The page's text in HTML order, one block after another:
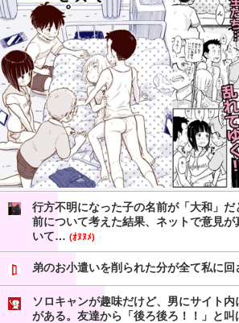
行方不明になった子の名前が「大和」だ
前について考えた結果、ネットで意見が
いて… (ｵﾇﾇﾒ)
弟のお小遣いを削られた分が全て私に回
ソロキャンが趣味だけど、男にサイト内
がある。友達から「後ろ後ろ！！」と叫